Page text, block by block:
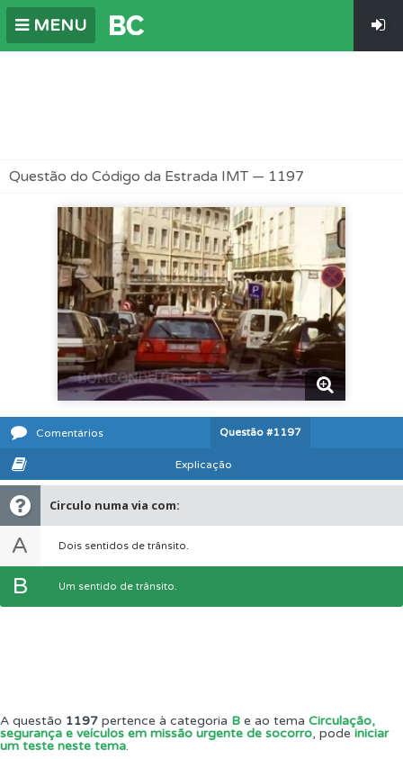
MENU
Questão do Código da Estrada IMT — 1197
Comentários Questão #1197
Explicação
Circulo numa via com:
A Dois sentidos de trânsito.
B Um sentido de trânsito.
A questão 1197 pertence à categoria B e ao tema Circulação,
segurança e veículos em missão urgente de socorro, pode iniciar
um teste neste tema.